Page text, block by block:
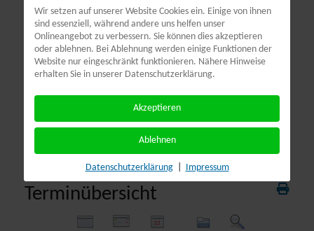
Terminübersicht
Wir setzen auf unserer Website Cookies ein. Einige von ihnen
sind essenziell, während andere uns helfen unser
Onlineangebot zu verbessern. Sie können dies akzeptieren
oder ablehnen. Bei Ablehnung werden einige Funktionen der
Website nur eingeschränkt funktionieren. Nähere Hinweise
erhalten Sie in unserer Datenschutzerklärung.
Akzeptieren
Ablehnen
Datenschutzerklärung Impressum